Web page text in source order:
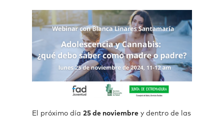
El próximo día 25 de noviembre y dentro de las